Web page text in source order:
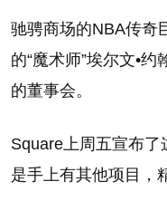
驰骋商场的NBA传
的“魔术师”埃尔文•
的董事会。
Square上周五宣布了
是手上有其他项目，